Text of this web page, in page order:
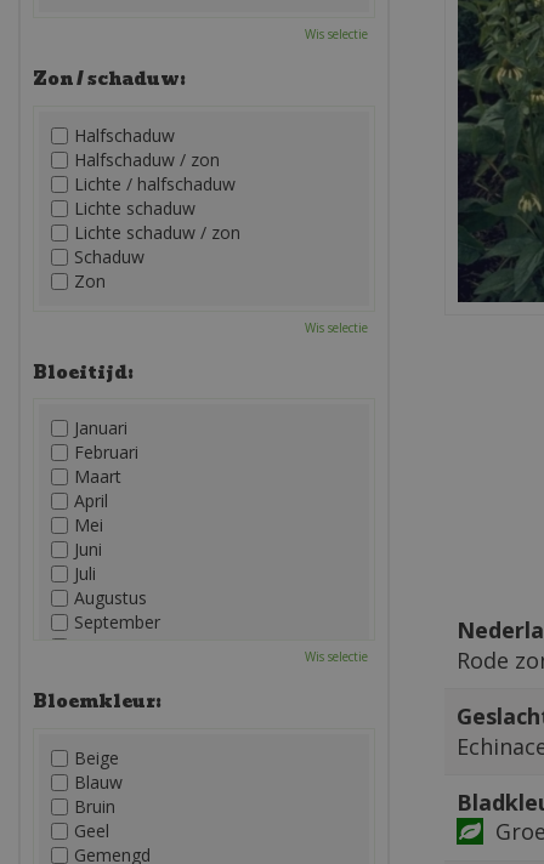
Rode
Wis selectie
Zon / schaduw:
Halfschaduw
Halfschaduw / zon
Lichte / halfschaduw
Lichte schaduw
Lichte schaduw / zon
Schaduw
Zon
Wis selectie
Bloeitijd:
Januari
Februari
Maart
April
Mei
Juni
Juli
Augustus
September
December
Wis selectie
Bloemkleur:
Beige
Blauw
Bruin
Geel
Gemengd